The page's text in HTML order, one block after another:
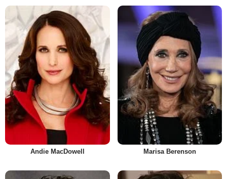
Andie MacDowell Marisa Berenson